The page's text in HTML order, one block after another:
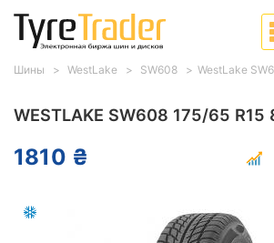
WESTLAKE SW608 175/65 R15
1810 ₴
Шины WestLake SW608 WestLake